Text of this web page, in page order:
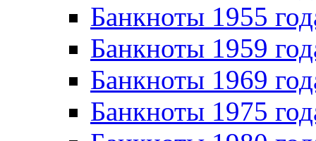
Банкноты 1955
Банкноты 1959
Банкноты 1969
Банкноты 1975